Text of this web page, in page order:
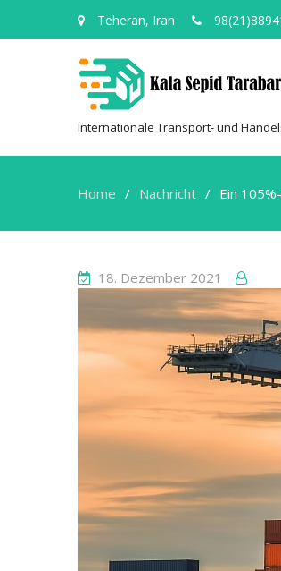
Teheran, Iran
Internationale Transport- und
Home Nachricht Ein
18. Dezember 2021